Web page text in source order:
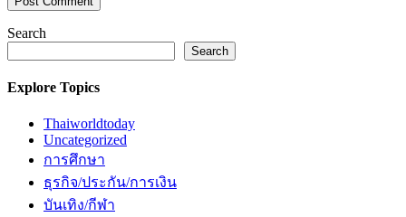
Search
Search
Explore Topics
Thaiworldtoday
Uncategorized
การศึกษา
ธุรกิจ/ประกัน/การเงิน
บันเทิง/กีฬา